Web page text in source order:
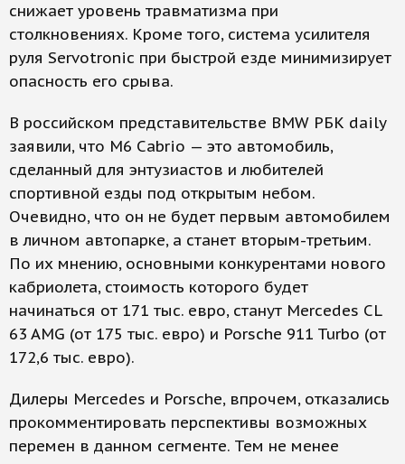
снижает уровень травматизма при
столкновениях. Кроме того, система усилителя
руля Servotronic при быстрой езде минимизирует
опасность его срыва.
В российском представительстве BMW РБК daily
заявили, что M6 Cabrio — это автомобиль,
сделанный для энтузиастов и любителей
спортивной езды под открытым небом.
Очевидно, что он не будет первым автомобилем
в личном автопарке, а станет вторым-третьим.
По их мнению, основными конкурентами нового
кабриолета, стоимость которого будет
начинаться от 171 тыс. евро, станут Mercedes CL
63 AMG (от 175 тыс. евро) и Porsche 911 Turbo (от
172,6 тыс. евро).
Дилеры Mercedes и Porsche, впрочем, отказались
прокомментировать перспективы возможных
перемен в данном сегменте. Тем не менее